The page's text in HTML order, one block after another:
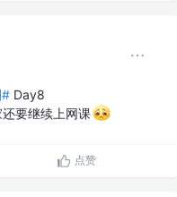
# Day8
要继续上网课
点赞